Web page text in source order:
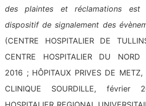
des plaintes et réclamations
dispositif de signalement des
(CENTRE HOSPITALIER DE
CENTRE HOSPITALIER DU
2016 ; HÔPITAUX PRIVES DE
CLINIQUE SOURDILLE, février